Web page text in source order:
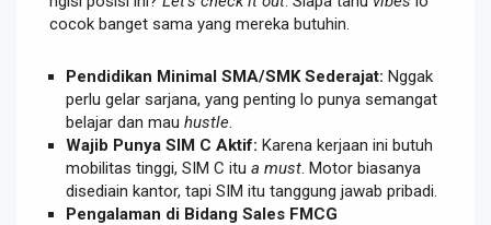
cocok banget sama yang mereka butuhin.
Pendidikan Minimal SMA/SMK Sederajat: Nggak
perlu gelar sarjana, yang penting lo punya semangat
belajar dan mau hustle
Wajib Punya SIM C Aktif: Karena kerjaan ini butuh
mobilitas tinggi, SIM C itu a must . Motor biasanya
disediain kantor, tapi SIM itu tanggung jawab pribadi.
Pengalaman di Bidang Sales FMCG